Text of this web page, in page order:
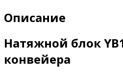
Описание
Натяжной блок
конвейера